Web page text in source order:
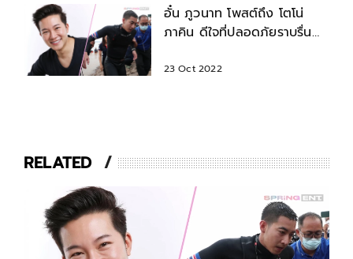
อั๋น ภูวนาท โพสต์ถึง โตโน่
ภาคิน ดีใจที่ปลอดภัยราบรื่น
23 Oct 2022
RELATED